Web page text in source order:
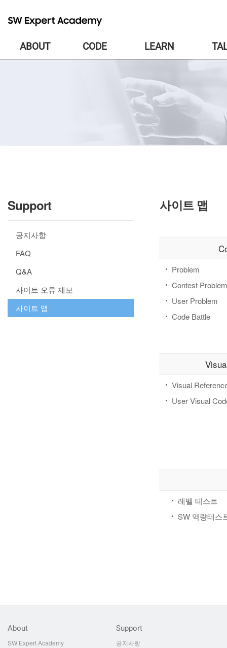
ABOUT CODE LEARN
공
지
사
Support
공지사항
FAQ
Q&A
사이트 오류 제보
사이트 맵
사이트 맵
Problem
Contest Problem
User Problem
Code Battle
Visual
User Visual
레벨 테스트
SW 역량테스
About
SW Expert Academy
Support
공지사항